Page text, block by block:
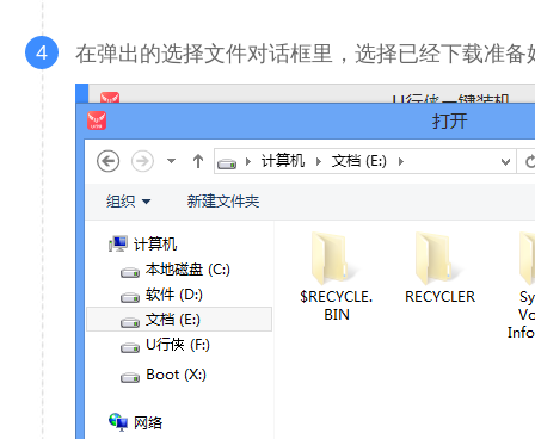
4 在弹出的选择文件对话框里，选择已经下载准